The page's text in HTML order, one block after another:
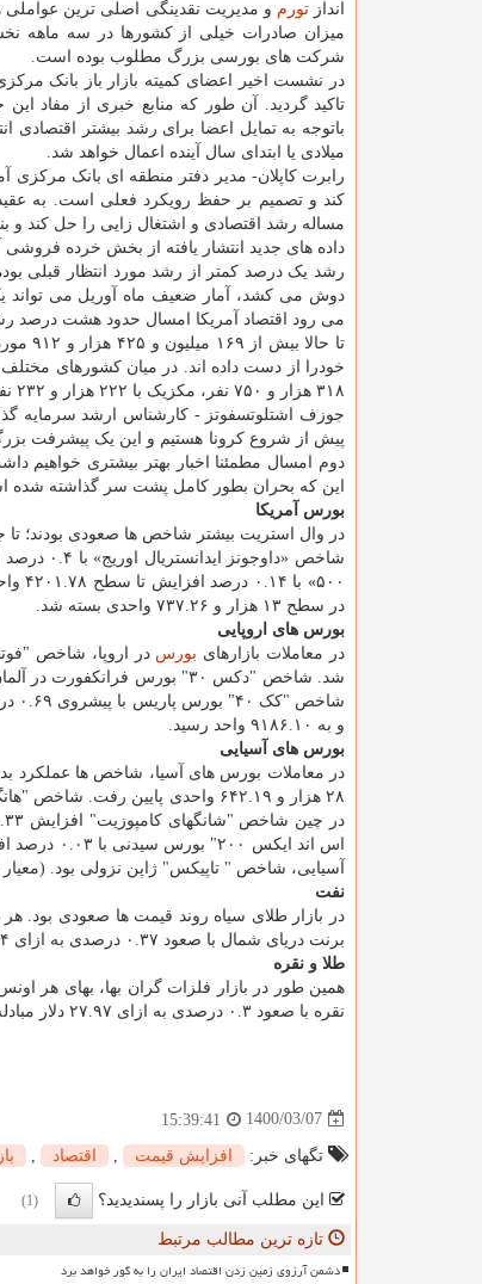
اندازتورم و مدیریت نقدینگی اصلی ترین عواملی
میزان صادرات خیلی از کشورها در سه ماهه
شرکت های بورسی بزرگ مطلوب بوده است.
در نشست اخیر اعضای کمیته بازار باز بانک
تاکید گردید. آن طور که منابع خبری از مفاد
باتوجه به تمایل اعضا برای رشد بیشتر اقتصادی
میلادی یا ابتدای سال آینده اعمال خواهد شد.
رابرت کاپلان- مدیر دفتر منطقه ای بانک مرکزی
کند و تصمیم بر حفظ رویکرد فعلی است. به
مساله رشد اقتصادی و اشتغال زایی را حل کند و
داده های جدید انتشار یافته از بخش خرده
رشد یک درصد کمتر از رشد مورد انتظار قبلی
دوش می کشد، آمار ضعیف ماه آوریل می تواند
می رود اقتصاد آمریکا امسال حدود هشت درصد
۳۱۸ هزار و ۷۵۰ نفر، مکزیک با ۲۲۲ هزار و ۲۳۲ نفر و انگلیس با ۱۲۷ هزار و ۷۵۸ نفر بوده است.
جوزف اشتلوتسفوتز - کارشناس ارشد سرمایه
پیش از شروع کرونا هستیم و این یک پیشرفت
دوم امسال مطمئنا اخبار بهتر بیشتری خواهیم
این که بحران بطور کامل پشت سر گذاشته شده
بورس آمریکا
در وال استریت بیشتر شاخص ها صعودی بودند؛
در سطح ۱۳ هزار و ۷۳۷.۲۶ واحدی بسته شد.
بورس های اروپایی
در معاملات بازارهای بورس
و به ۹۱۸۶.۱۰ واحد رسید.
بورس های آسیایی
آسیایی، شاخص " تاپیکس" ژاپن نزولی بود.
نفت
برنت دریای شمال با صعود ۰.۳۷ درصدی به ازای ۶۹.۳۴ دلار در هر بشکه مبادله شد.
طلا و نقره
نقره با صعود ۰.۳ درصدی به ازای ۲۷.۹۷ دلار مبادله شد.
1400/03/07
15:39:41
تگهای خبر: افزایش قیمت اقتصاد
این مطلب آنی بازار را پسندیدید؟ (1)
تازه ترین مطالب مرتبط
دشمن آرزوی زمین زدن اقتصاد ایران را به گور خواهد برد